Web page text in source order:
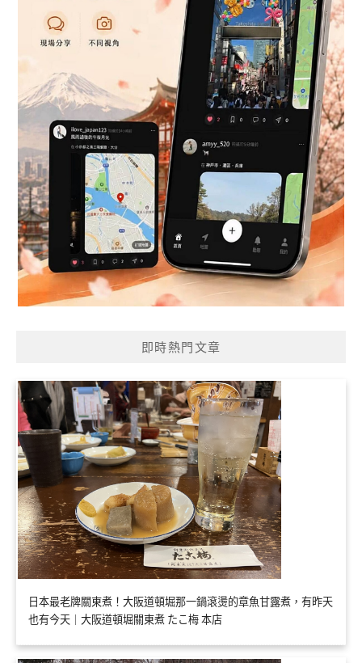
即時熱門文章
日本最老牌關東煮！大阪道頓堀那一鍋滾燙的章魚甘露煮，有昨天
也有今天｜大阪道頓堀關東煮 たこ梅 本店